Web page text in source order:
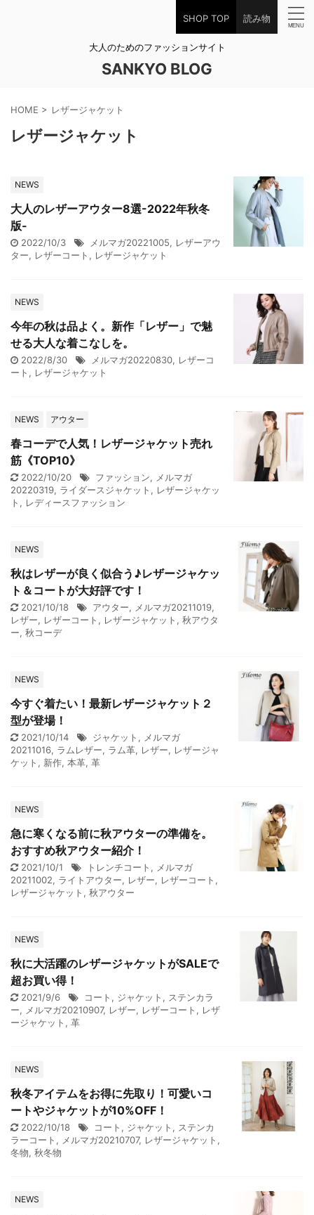
SHOP TOP 読み物
大人のためのファッションサイト
SANKYO BLOG
HOME > レザージャケット
レザージャケット
NEWS
大人のレザーアウター8選-2022年秋冬
版-
2022/10/3 メルマガ20221005, レザーアウ
ター, レザーコート , レザージャケット
NEWS
今年の秋は品よく。新作「レザー」で魅
せる大人な着こなしを。
2022/8/30 メルマガ20220830, レザーコ
ート , レザージャケット
NEWS アウター
春コーデで人気！レザージャケット売れ
筋《TOP10》
2022/10/20 ファッション, メルマガ
20220319, ライダースジャケット , レザージャケッ
ト , レディースファッション
NEWS
秋はレザーが良く似合う♪レザージャケッ
ト＆コートが大好評です！
2021/10/18 アウター, メルマガ20211019,
レザー, レザーコート , レザージャケット , 秋アウタ
ー, 秋コーデ
NEWS
今すぐ着たい！最新レザージャケット２
型が登場！
2021/10/14 ジャケット , メルマガ
20211016, ラムレザー, ラム革, レザー, レザージャ
ケット , 新作, 本革, 革
NEWS
急に寒くなる前に秋アウターの準備を。
おすすめ秋アウター紹介！
2021/10/1 トレンチコート , メルマガ
20211002, ライトアウター, レザー, レザーコート ,
レザージャケット , 秋アウター
NEWS
秋に大活躍のレザージャケットがSALEで
超お買い得！
2021/9/6 コート , ジャケット , ステンカラ
ー, メルマガ20210907, レザー, レザーコート , レザ
ージャケット , 革
NEWS
秋冬アイテムをお得に先取り！可愛いコ
ートやジャケットが10%OFF！
2022/10/18 コート , ジャケット , ステンカ
ラーコート , メルマガ20210707, レザージャケット ,
冬物, 秋冬物
NEWS